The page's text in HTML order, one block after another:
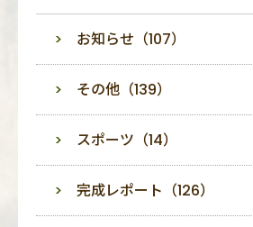
お知らせ（107）
その他（139）
スポーツ（14）
完成レポート（126）